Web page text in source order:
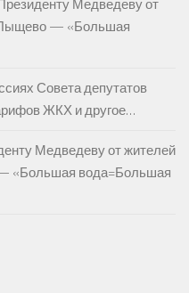
Лыщево — «Большая
Совета депутатов
ЖКХ и другое…
Медведеву от жителей
«Большая вода=Большая